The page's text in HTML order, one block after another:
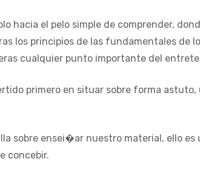
hacia el pelo simple de comprender,
los principios de las fundamentales de
cualquier punto importante del
primero en situar sobre forma
sobre ensei�ar nuestro material, ello es
concebir.